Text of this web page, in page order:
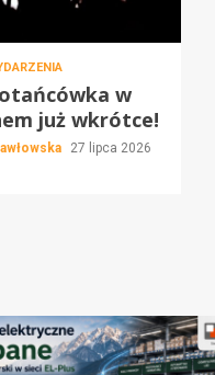
w
już wkrótce!
27 lipca 2026